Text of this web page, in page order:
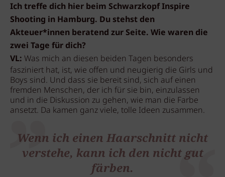
Ich treffe dich hier beim Schwarzkopf Inspire
Shooting in Hamburg. Du stehst den
Akteuer*innen beratend zur Seite. Wie waren die
zwei Tage für dich?
VL: Was mich an diesen beiden Tagen besonders
fasziniert hat, ist, wie offen und neugierig die Girls und
Boys sind. Und dass sie bereit sind, sich auf einen
fremden Menschen, der ich für sie bin, einzulassen
und in die Diskussion zu gehen, wie man die Farbe
ansetzt. Da kamen ganz viele, tolle Ideen zusammen.
Wenn ich einen Haarschnitt nicht
verstehe, kann ich den nicht gut
färben.